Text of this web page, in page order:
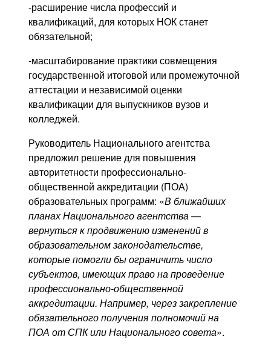
-расширение числа профессий и
квалификаций, для которых НОК станет
обязательной;
-масштабирование практики совмещения
государственной итоговой или промежуточной
аттестации и независимой оценки
квалификации для выпускников вузов и
колледжей.
Руководитель Национального агентства
предложил решение для повышения
авторитетности профессионально-
общественной аккредитации (ПОА)
образовательных программ: «В ближайших
планах Национального агентства —
вернуться к продвижению изменений в
образовательном законодательстве,
которые помогли бы ограничить число
субъектов, имеющих право на проведение
профессионально-общественной
аккредитации. Например, через закрепление
обязательного получения полномочий на
ПОА от СПК или Национального совета».